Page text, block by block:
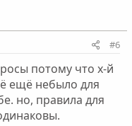
т
н
ы
й
#6
потому что х-й
ещё небыло для
но, правила для